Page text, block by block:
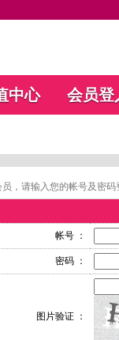
中心 会员登
，请输入您的帐号及密
帐号 ：
密码 ：
图片验证 ：